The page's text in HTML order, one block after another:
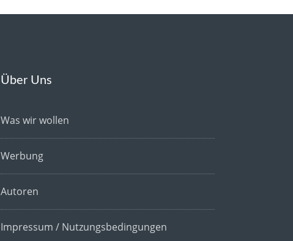
Über Uns
Was wir wollen
Werbung
Autoren
Impressum / Nutzungsbedingungen